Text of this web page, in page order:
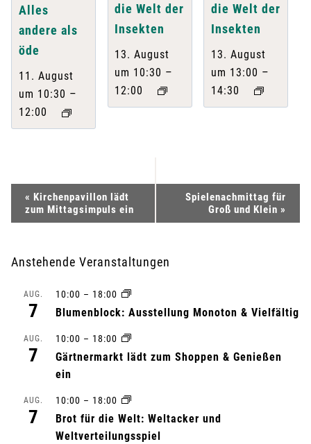
Alles
andere als
öde
11. August
um 10:30 –
12:00
die Welt der
Insekten
13. August
um 10:30 –
12:00
die Welt der
Insekten
13. August
um 13:00 –
14:30
e
r
« Kirchenpavillon lädt
zum Mittagsimpuls ein
Spielenachmittag für
Groß und Klein »
Anstehende Veranstaltungen
AUG.
7
10:00 – 18:00
Blumenblock: Ausstellung Monoton & Vielfältig
AUG.
7
10:00 – 18:00
Gärtnermarkt lädt zum Shoppen & Genießen
ein
AUG.
7
10:00 – 18:00
Brot für die Welt: Weltacker und
Weltverteilungsspiel